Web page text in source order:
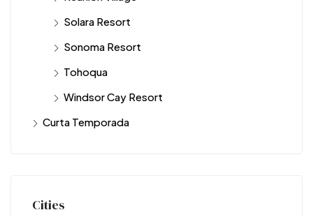
Solara Resort
Sonoma Resort
Tohoqua
Windsor Cay Resort
Curta Temporada
Cities